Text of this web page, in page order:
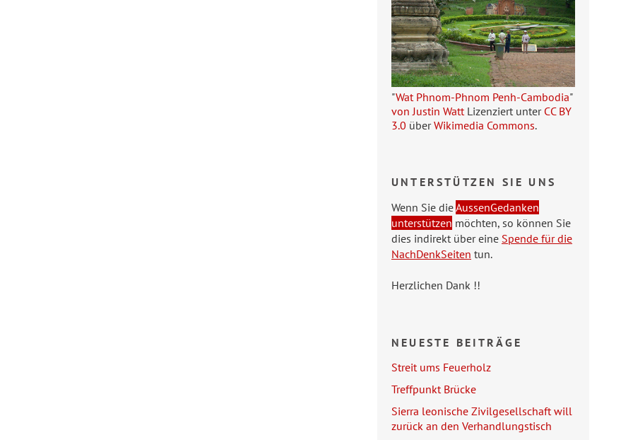
"Wat Phnom-Phnom Penh-Cambodia"
von Justin WattLizenziert unter CC BY
3.0 überWikimedia Commons.
UNTERSTÜTZEN SIE UNS
Wenn Sie dieAussenGedanken
unterstützen möchten, so können Sie
dies indirekt über eine Spende für die
NachDenkSeiten tun.
Herzlichen Dank !!
NEUESTE BEITRÄGE
Streit ums Feuerholz
Treffpunkt Brücke
Sierra leonische Zivilgesellschaft will
zurück an den Verhandlungstisch